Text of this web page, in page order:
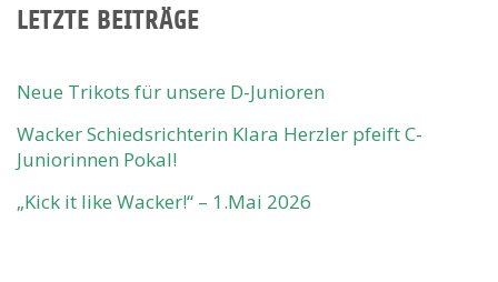
LETZTE BEITRÄGE
Neue Trikots für unsere D-Junioren
Wacker Schiedsrichterin Klara Herzler pfeift C-
Juniorinnen Pokal!
„Kick it like Wacker!“ – 1.Mai 2026